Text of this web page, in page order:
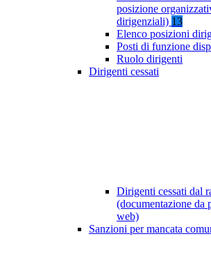
posizione
dirigenziali) 13
Elenco posizioni
Posti di funzione
Ruolo dirigenti
Dirigenti cessati
Dirigenti cessati dal
(documentazione da
web)
Sanzioni per mancata